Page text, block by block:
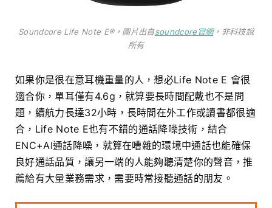
Soundcore Life Note E®，圖片出自soundcore官網，非科技說
所有
如果你是很在意耳機重量的人，想必Life Note E 會很
適合你，單耳僅有4.6g，就算要長時間配戴也不是問
題，續航力長達32小時，長時間在外工作或讀書都很適
合，Life Note E也有不錯的通話降噪技術，結合
ENC+AI通話降噪，就算在嘈雜的環境中通話也能確保
良好通話品質，讓另一端的人能夠聽清楚你的聲音，推
薦給有大量業務需求，需要時常接聽通話的朋友。